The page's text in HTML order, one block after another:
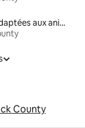
Locations adaptées aux animaux
County